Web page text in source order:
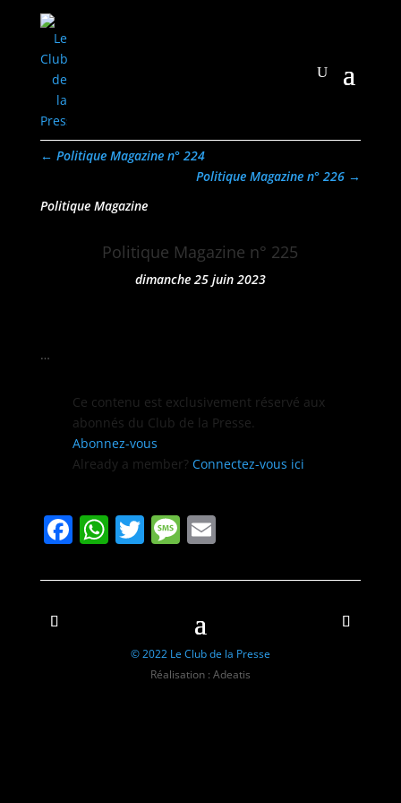
← Politique Magazine n° 224
Politique Magazine n° 226 →
Politique Magazine
Politique Magazine n° 225
dimanche 25 juin 2023
…
Ce con­tenu est exclu­sive­ment réservé aux
abon­nés du Club de la Presse.
Abon­nez-vous
Already a mem­ber? Con­nectez-vous ici
Facebook
WhatsApp
TwitterMessage
Email
© 2022 Le Club de la Presse
Réalisation : Adeatis